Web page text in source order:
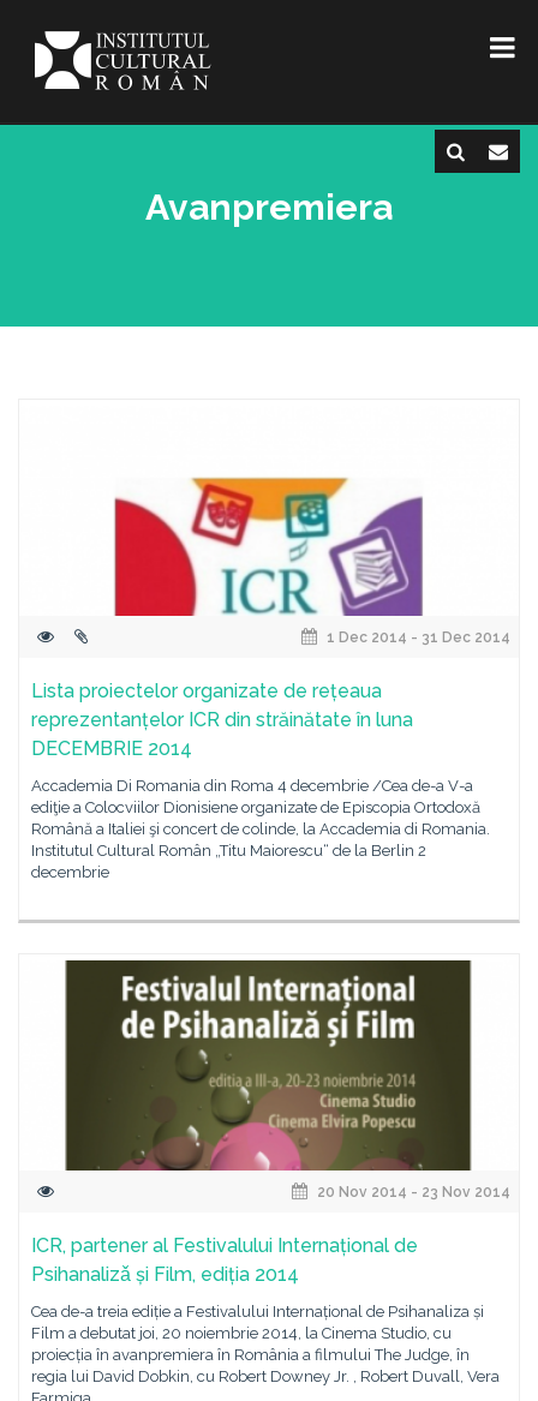
Avanpremiera
1 Dec 2014 - 31 Dec 2014
Lista proiectelor organizate de rețeaua
reprezentanțelor ICR din străinătate în luna
DECEMBRIE 2014
Accademia Di Romania din Roma 4 decembrie /Cea de-a V-a
ediţie a Colocviilor Dionisiene organizate de Episcopia Ortodoxă
Română a Italiei şi concert de colinde, la Accademia di Romania.
Institutul Cultural Român „Titu Maiorescu“ de la Berlin 2
decembrie
20 Nov 2014 - 23 Nov 2014
ICR, partener al Festivalului Internațional de
Psihanalizǎ și Film, ediția 2014
Cea de-a treia ediție a Festivalului Internațional de Psihanaliza și
Film a debutat joi, 20 noiembrie 2014, la Cinema Studio, cu
proiecția în avanpremiera în România a filmului The Judge, în
regia lui David Dobkin, cu Robert Downey Jr. , Robert Duvall, Vera